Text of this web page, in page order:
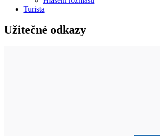
Turista
Užitečné odkazy